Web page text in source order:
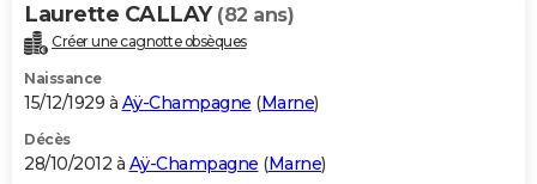
Laurette CALLAY (82 ans)
Créer une cagnotte obsèques
Naissance
15/12/1929 à Aÿ-Champagne (Marne)
Décès
28/10/2012 à Aÿ-Champagne (Marne)